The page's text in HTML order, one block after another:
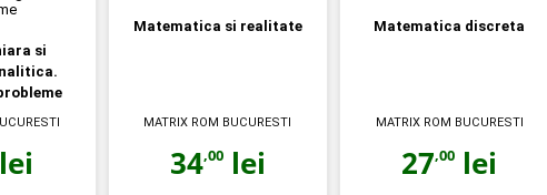
si
lei
Matematica si realitate
MATRIX ROM BUCURESTI
34,00lei
Matematica discreta
MATRIX ROM BUCURESTI
27,00 lei